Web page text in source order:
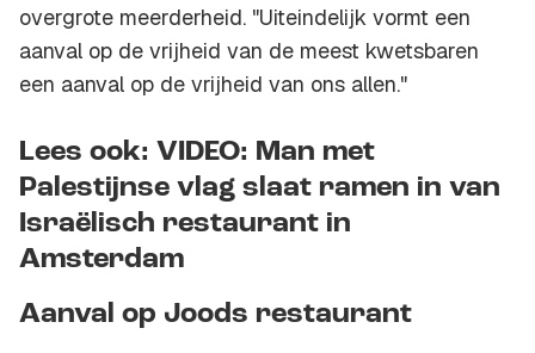
overgrote meerderheid. "Uiteindelijk vormt een
aanval op de vrijheid van de meest kwetsbaren
een aanval op de vrijheid van ons allen."
Lees ook: VIDEO: Man met
Palestijnse vlag slaat ramen in van
Israëlisch restaurant in
Amsterdam
Aanval op Joods restaurant